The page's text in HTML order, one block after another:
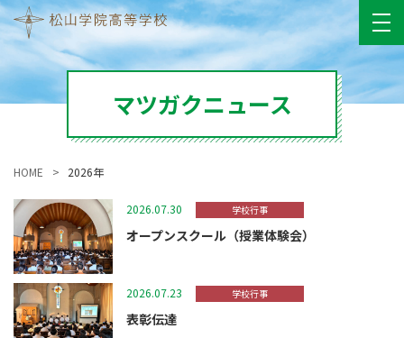
マツガクニュース
HOME 2026年
2026.07.30 学校行事
オープンスクール（授業体験会）
2026.07.23 学校行事
表彰伝達